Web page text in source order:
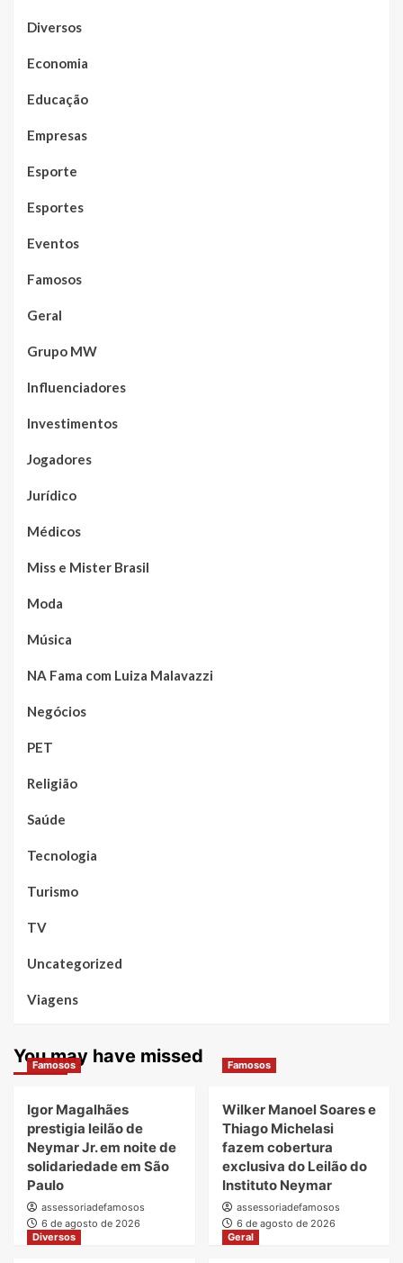
Diversos
Economia
Educação
Empresas
Esporte
Esportes
Eventos
Famosos
Geral
Grupo MW
Influenciadores
Investimentos
Jogadores
Jurídico
Médicos
Miss e Mister Brasil
Moda
Música
NA Fama com Luiza Malavazzi
Negócios
PET
Religião
Saúde
Tecnologia
Turismo
TV
Uncategorized
Viagens
You may have missed
Famosos
Igor Magalhães
prestigia leilão de
Neymar Jr. em noite de
solidariedade em São
Paulo
assessoriadefamosos
6 de agosto de 2026
Famosos
Wilker Manoel Soares e
Thiago Michelasi
fazem cobertura
exclusiva do Leilão do
Instituto Neymar
assessoriadefamosos
6 de agosto de 2026
Diversos
Geral